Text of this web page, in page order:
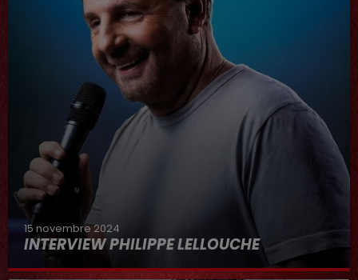
15 novembre 2024
INTERVIEW PHILIPPE LELLOUCHE